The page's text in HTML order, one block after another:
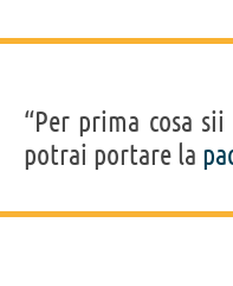
Frasi, citazioni e
“Nessuno
cerca di vincere se
“Per prima cosa
potrai portare la